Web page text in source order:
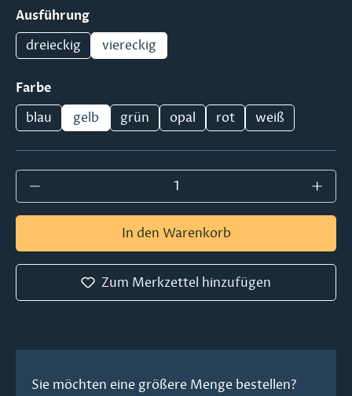
Ausführungauswählen
dreieckig
viereckig
Farbeauswählen
blau
gelb grün opal rot weiß
Produkt Anzahl: Gib den gewünschten
In den Warenkorb
Zum Merkzettel hinzufügen
Sie möchten eine größere Menge bestellen?